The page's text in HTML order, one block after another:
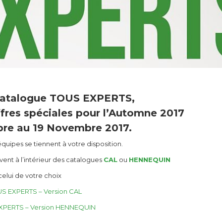
TOUS EXPERTS,
spéciales pour l’Automne 2017
au 19 Novembre 2017.
se tiennent à votre disposition.
à l’intérieur des catalogues CALou HENNEQUIN
de votre choix
EXPERTS – Version CAL
– Version HENNEQUIN